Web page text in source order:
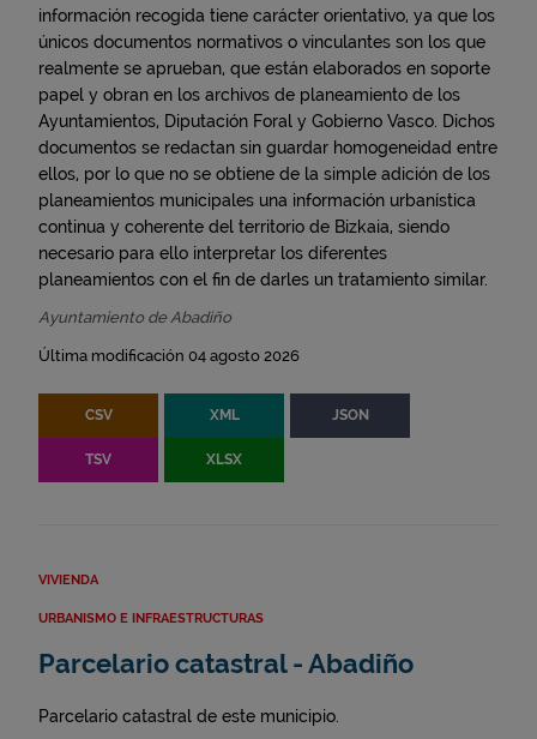
información recogida tiene carácter orientativo, ya que los
únicos documentos normativos o vinculantes son los que
realmente se aprueban, que están elaborados en soporte
papel y obran en los archivos de planeamiento de los
Ayuntamientos, Diputación Foral y Gobierno Vasco. Dichos
documentos se redactan sin guardar homogeneidad entre
ellos, por lo que no se obtiene de la simple adición de los
planeamientos municipales una información urbanística
continua y coherente del territorio de Bizkaia, siendo
necesario para ello interpretar los diferentes
planeamientos con el fin de darles un tratamiento similar.
Ayuntamiento de Abadiño
Última modificación 04 agosto 2026
CSV XML JSON
TSV XLSX
VIVIENDA
URBANISMO E INFRAESTRUCTURAS
Parcelario catastral - Abadiño
Parcelario catastral de este municipio.